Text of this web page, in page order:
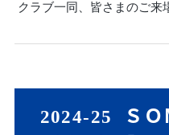
クラブ一同、皆さまのご来
2024-25 ＳＯ